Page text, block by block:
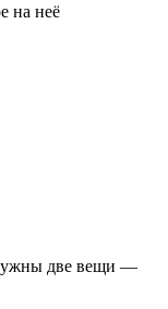
на неё
две вещи —